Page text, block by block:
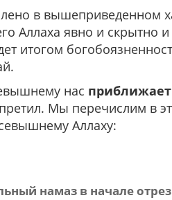
в вышеприведенном
Аллаха явно и скрытно и
итогом
нас приближает
Мы перечислим в
Аллаху:
намаз в начале